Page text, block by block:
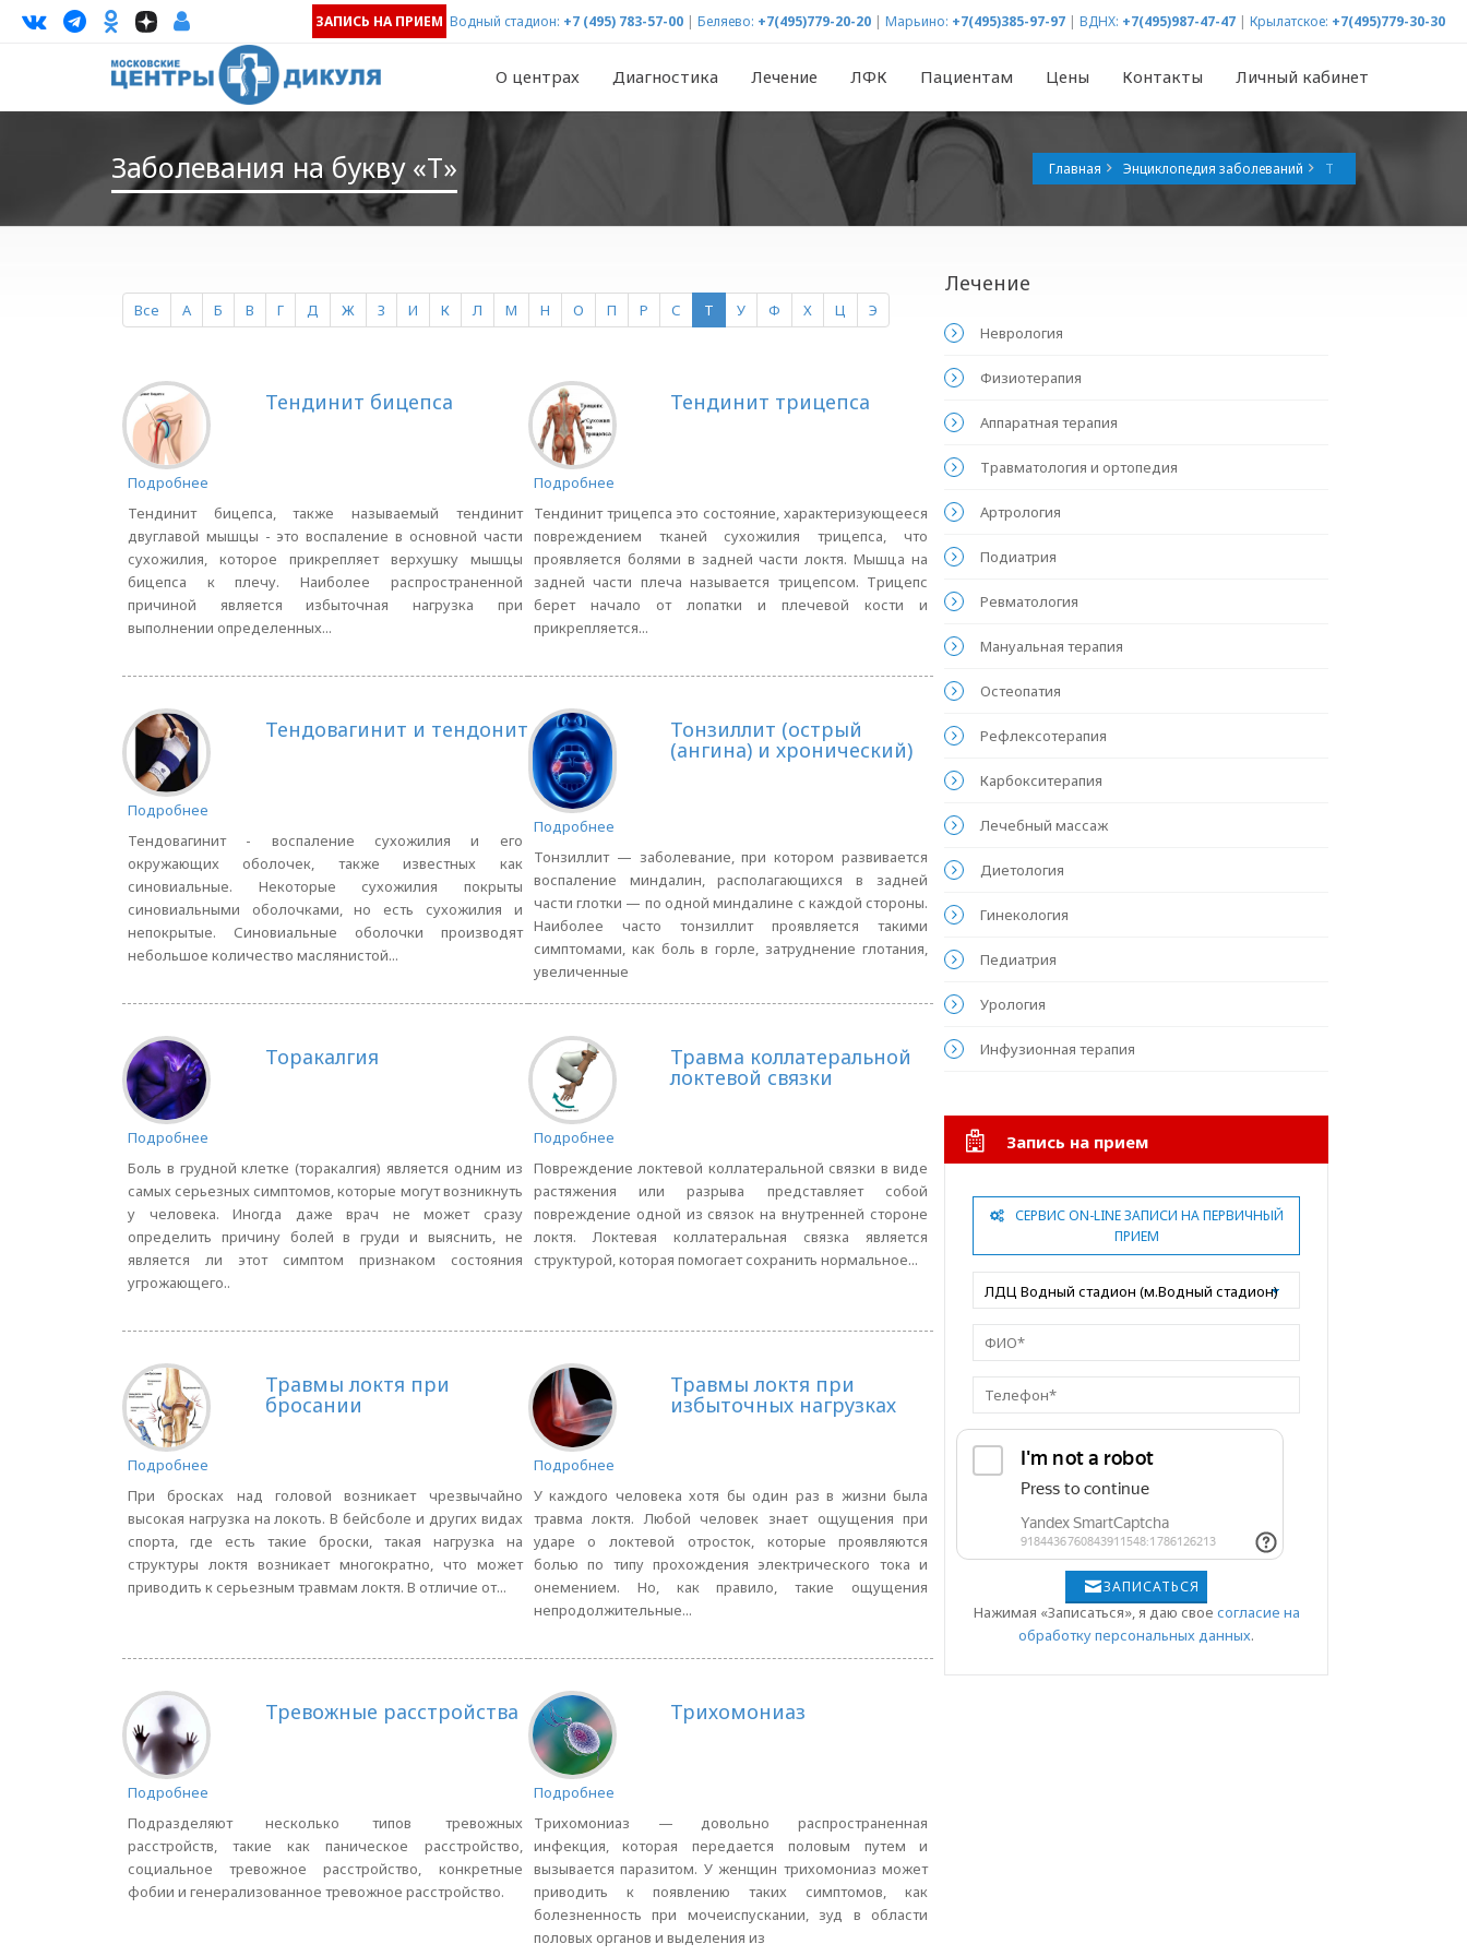
ЗАПИСЬ НА ПРИЕМ Водный стадион: +7 (495) 783-57-00 | Беляево: +7(495)779-20-20 | Марьино: +7(495)385-97-97 | ВДНХ: +7(495)987-47-47 | Крылатское: +7(495)779-30-30
О центрах Диагностика Лечение ЛФК Пациентам Цены Контакты Личный кабинет
Заболевания на букву «Т» Главная Энциклопедия заболеваний Т
Все А Б В Г Д Ж З И К Л М Н О П Р С Т У Ф Х Ц Э
Подробнее
Тендинит бицепса
Тендинит бицепса, также называемый тендинит
двуглавой мышцы - это воспаление в основной части
сухожилия, которое прикрепляет верхушку мышцы
бицепса к плечу. Наиболее распространенной
причиной является избыточная нагрузка при
выполнении определенных...
Подробнее
Тендинит трицепса
Тендинит трицепса это состояние, характеризующееся
повреждением тканей сухожилия трицепса, что
проявляется болями в задней части локтя. Мышца на
задней части плеча называется трицепсом. Трицепс
берет начало от лопатки и плечевой кости и
прикрепляется...
Подробнее
Тендовагинит и тендонит
Тендовагинит - воспаление сухожилия и его
окружающих оболочек, также известных как
синовиальные. Некоторые сухожилия покрыты
синовиальными оболочками, но есть сухожилия и
непокрытые. Синовиальные оболочки производят
небольшое количество маслянистой...
Подробнее
Тонзиллит (острый
(ангина) и хронический)
Тонзиллит — заболевание, при котором развивается
воспаление миндалин, располагающихся в задней
части глотки — по одной миндалине с каждой стороны.
Наиболее часто тонзиллит проявляется такими
симптомами, как боль в горле, затруднение глотания,
увеличенные
Подробнее
Торакалгия
Боль в грудной клетке (торакалгия) является одним из
самых серьезных симптомов, которые могут возникнуть
у человека. Иногда даже врач не может сразу
определить причину болей в груди и выяснить, не
является ли этот симптом признаком состояния
угрожающего..
Подробнее
Травма коллатеральной
локтевой связки
Повреждение локтевой коллатеральной связки в виде
растяжения или разрыва представляет собой
повреждение одной из связок на внутренней стороне
локтя. Локтевая коллатеральная связка является
структурой, которая помогает сохранить нормальное...
Подробнее
Травмы локтя при
бросании
При бросках над головой возникает чрезвычайно
высокая нагрузка на локоть. В бейсболе и других видах
спорта, где есть такие броски, такая нагрузка на
структуры локтя возникает многократно, что может
приводить к серьезным травмам локтя. В отличие от...
Подробнее
Травмы локтя при
избыточных нагрузках
У каждого человека хотя бы один раз в жизни была
травма локтя. Любой человек знает ощущения при
ударе о локтевой отросток, которые проявляются
болью по типу прохождения электрического тока и
онемением. Но, как правило, такие ощущения
непродолжительные...
Подробнее
Тревожные расстройства
Подразделяют несколько типов тревожных
расстройств, такие как паническое расстройство,
социальное тревожное расстройство, конкретные
фобии и генерализованное тревожное расстройство.
Подробнее
Трихомониаз
Трихомониаз — довольно распространенная
инфекция, которая передается половым путем и
вызывается паразитом. У женщин трихомониаз может
приводить к появлению таких симптомов, как
болезненность при мочеиспускании, зуд в области
половых органов и выделения из
Лечение
Неврология
Физиотерапия
Аппаратная терапия
Травматология и ортопедия
Артрология
Подиатрия
Ревматология
Мануальная терапия
Остеопатия
Рефлексотерапия
Карбокситерапия
Лечебный массаж
Диетология
Гинекология
Педиатрия
Урология
Инфузионная терапия
Запись на прием
СЕРВИС ON-LINE ЗАПИСИ НА ПЕРВИЧНЫЙ
ПРИЕМ
ЗАПИСАТЬСЯ
Нажимая «Записаться», я даю свое согласие на
обработку персональных данных.